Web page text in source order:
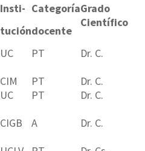
Insti-
tución
Categoría
docente
Grado
Científico
UC PT
Dr. C.
CIM PT
Dr. C.
UC PT
Dr. C.
CIGB A
Dr. C.